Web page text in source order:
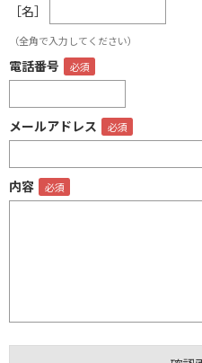
［名］
（全角で入力してください）
電話番号
メールアドレス
内容